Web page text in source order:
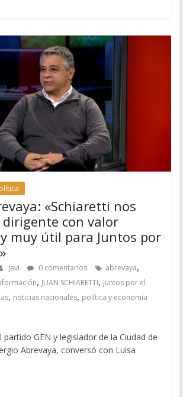
«Schiaretti nos
dirigente con valor
muy útil para Juntos por
javi 0 comentarios abrevaya,
, JUAN SCHIARETTI, juntos por el
, noticias nacionales, política y economía
partido GEN y legislador de la Ciudad de
Abrevaya, conversó con Luisa